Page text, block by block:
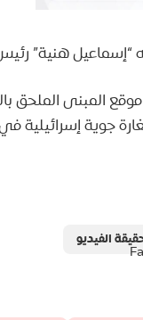
“إسماعيل هنية”
المبنى الملحق
في1 أبريل
الفيديو